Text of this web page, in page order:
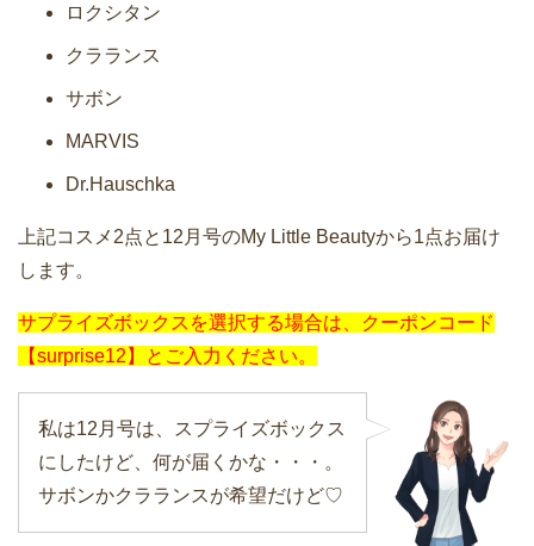
ロクシタン
クラランス
サボン
MARVIS
Dr.Hauschka
上記コスメ2点と12月号のMy Little Beautyから1点お届け
します。
サプライズボックスを選択する場合は、クーポンコード
【surprise12】とご入力ください。
私は12月号は、スプライズボックス
にしたけど、何が届くかな・・・。
サボンかクラランスが希望だけど♡